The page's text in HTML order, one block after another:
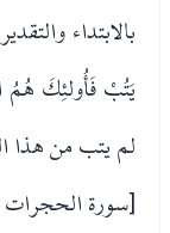
بالابتداء
يَتُبْ فَأُولئِكَ
لم يتب من هذا
[سورة الحجرات (٤٩) : آية